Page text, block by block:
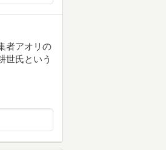
者アオリの
世氏という